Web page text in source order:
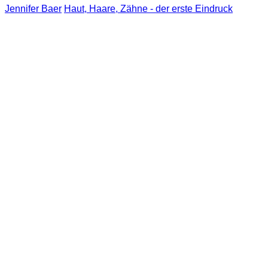
Jennifer Baer Haut, Haare, Zähne - der erste Eindruck